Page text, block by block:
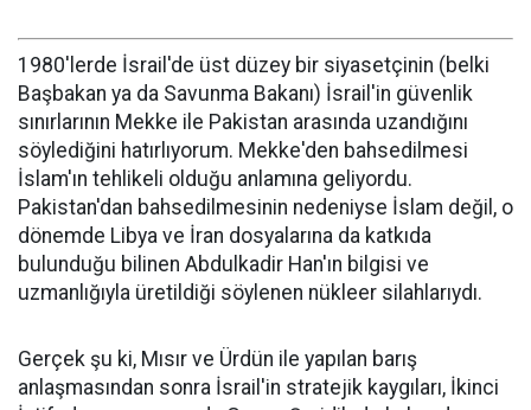
1980'lerde İsrail'de üst düzey bir siyasetçinin (belki
Başbakan ya da Savunma Bakanı) İsrail'in güvenlik
sınırlarının Mekke ile Pakistan arasında uzandığını
söylediğini hatırlıyorum. Mekke'den bahsedilmesi
İslam'ın tehlikeli olduğu anlamına geliyordu.
Pakistan'dan bahsedilmesinin nedeniyse İslam değil, o
dönemde Libya ve İran dosyalarına da katkıda
bulunduğu bilinen Abdulkadir Han'ın bilgisi ve
uzmanlığıyla üretildiği söylenen nükleer silahlarıydı.
Gerçek şu ki, Mısır ve Ürdün ile yapılan barış
anlaşmasından sonra İsrail'in stratejik kaygıları, İkinci